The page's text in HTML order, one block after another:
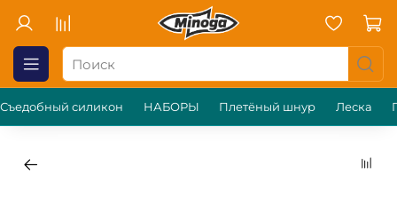
Съедобный силикон НАБОРЫ Плетёный шнур Леска